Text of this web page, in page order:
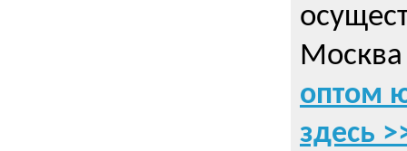
Москва
оптом
здесь